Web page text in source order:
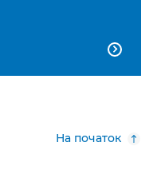

На початок